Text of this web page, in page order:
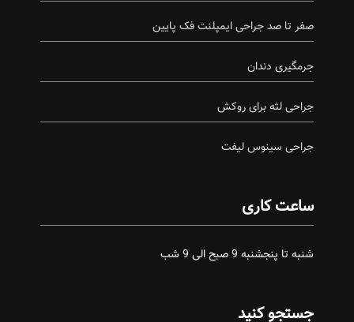
صفر تا صد جراحی ایمپلنت فک پایین
جرمگیری دندان
جراحی لثه برای روکش
جراحی سینوس لیفت
ساعت کاری
شنبه تا پنجشنبه 9 صبح الی 9 شب
جستجو کنید